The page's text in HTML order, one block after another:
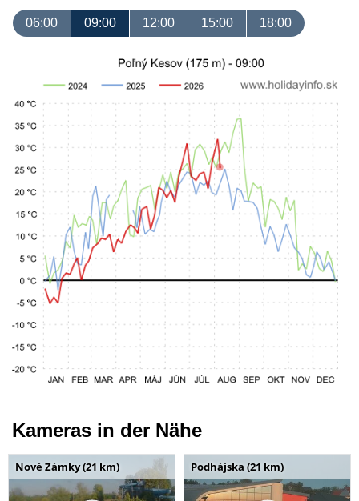
06:00 09:00 12:00 15:00 18:00
Kameras in der Nähe
Nové Zámky (21 km) Podhájska (21 km)